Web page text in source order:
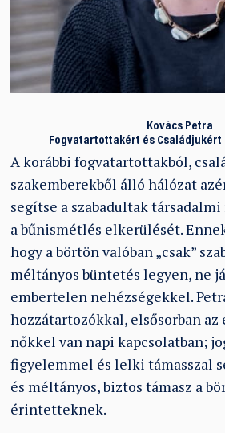
Kovács Petra
Fogvatartottakért és Családjukért
A korábbi fogvatartottakból,
szakemberekből álló hálózat
segítse a szabadultak
a bűnismétlés elkerülését.
hogy a börtön valóban „csak”
méltányos büntetés legyen, ne
embertelen nehézségekkel.
hozzátartozókkal, elsősorban az
nőkkel van napi kapcsolatban;
figyelemmel és lelki támasszal
és méltányos, biztos támasz a
érintetteknek.